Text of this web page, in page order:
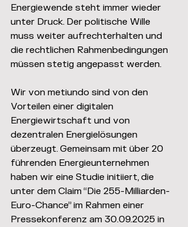
Energiewende steht immer wieder
unter Druck. Der politische Wille
muss weiter aufrechterhalten und
die rechtlichen Rahmenbedingungen
müssen stetig angepasst werden.
Wir von metiundo sind von den
Vorteilen einer digitalen
Energiewirtschaft und von
dezentralen Energielösungen
überzeugt. Gemeinsam mit über 20
führenden Energieunternehmen
haben wir eine Studie initiiert, die
unter dem Claim “Die 255-Milliarden-
Euro-Chance” im Rahmen einer
Pressekonferenz am 30.09.2025 in